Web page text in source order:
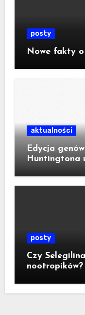
posty
Nowe fakty
aktualności
Edycja
Huntingtona
posty
Czy
nootropików?